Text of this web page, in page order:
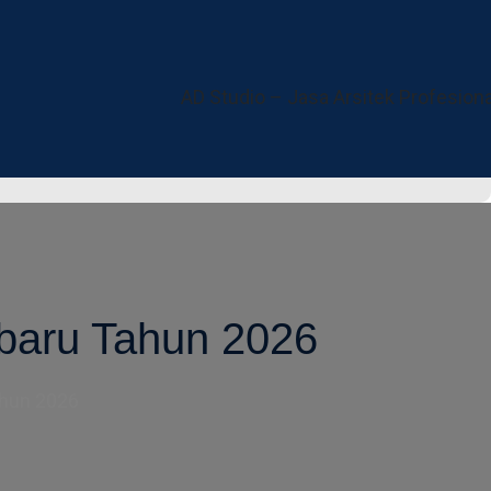
Email Address
Tahun 2026